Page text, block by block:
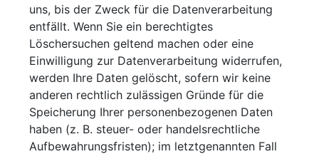
uns, bis der Zweck für die Datenverarbeitung
entfällt. Wenn Sie ein berechtigtes
Löschersuchen geltend machen oder eine
Einwilligung zur Datenverarbeitung widerrufen,
werden Ihre Daten gelöscht, sofern wir keine
anderen rechtlich zulässigen Gründe für die
Speicherung Ihrer personenbezogenen Daten
haben (z. B. steuer- oder handelsrechtliche
Aufbewahrungsfristen); im letztgenannten Fall